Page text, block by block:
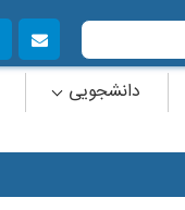
دانشجویی